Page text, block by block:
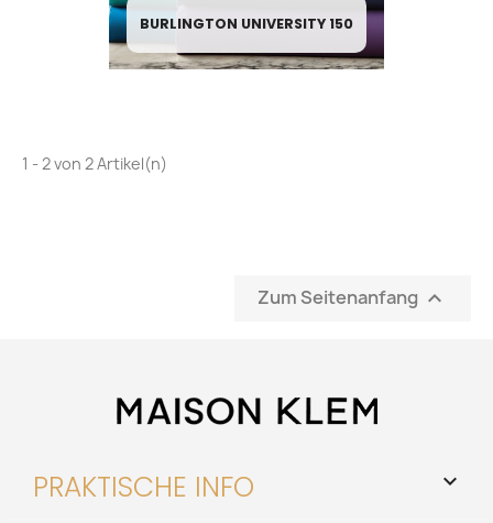
BURLINGTON UNIVERSITY 150
1 - 2 von 2 Artikel(n)
Zum Seitenanfang 
PRAKTISCHE INFO 